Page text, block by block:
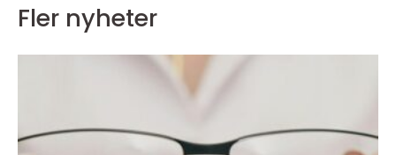
Fler nyheter